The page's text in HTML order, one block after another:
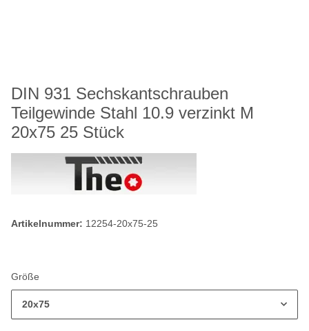
DIN 931 Sechskantschrauben
Teilgewinde Stahl 10.9 verzinkt M
20x75 25 Stück
Artikelnummer: 12254-20x75-25
Größe
20x75